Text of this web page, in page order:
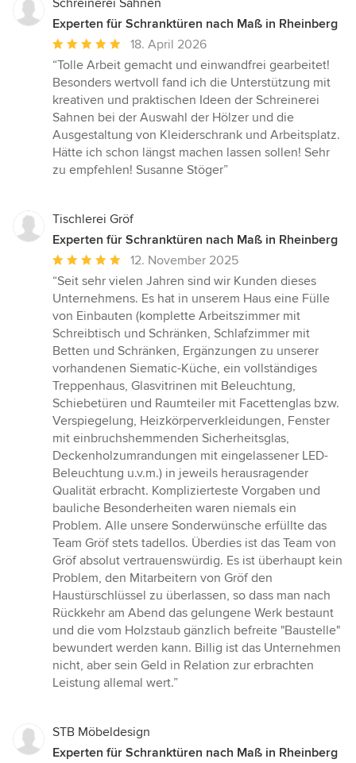
Experten für Schranktüren nach Maß in Rheinberg
Durchschnittliche
Bewertung:
5
von
5
Sternen
18. April 2026
“Tolle Arbeit gemacht und einwandfrei gearbeitet!
Besonders wertvoll fand ich die Unterstützung mit
kreativen und praktischen Ideen der Schreinerei
Sahnen bei der Auswahl der Hölzer und die
Ausgestaltung von Kleiderschrank und Arbeitsplatz.
Hätte ich schon längst machen lassen sollen! Sehr
zu empfehlen! Susanne Stöger”
Tischlerei Gröf
Experten für Schranktüren nach Maß in Rheinberg
Durchschnittliche
Bewertung:
5
von
5
Sternen
12. November 2025
“Seit sehr vielen Jahren sind wir Kunden dieses
Unternehmens. Es hat in unserem Haus eine Fülle
von Einbauten (komplette Arbeitszimmer mit
Schreibtisch und Schränken, Schlafzimmer mit
Betten und Schränken, Ergänzungen zu unserer
vorhandenen Siematic-Küche, ein vollständiges
Treppenhaus, Glasvitrinen mit Beleuchtung,
Schiebetüren und Raumteiler mit Facettenglas bzw.
Verspiegelung, Heizkörperverkleidungen, Fenster
mit einbruchshemmenden Sicherheitsglas,
Deckenholzumrandungen mit eingelassener LED-
Beleuchtung u.v.m.) in jeweils herausragender
Qualität erbracht. Komplizierteste Vorgaben und
bauliche Besonderheiten waren niemals ein
Problem. Alle unsere Sonderwünsche erfüllte das
Team Gröf stets tadellos. Überdies ist das Team von
Gröf absolut vertrauenswürdig. Es ist überhaupt kein
Problem, den Mitarbeitern von Gröf den
Haustürschlüssel zu überlassen, so dass man nach
Rückkehr am Abend das gelungene Werk bestaunt
und die vom Holzstaub gänzlich befreite "Baustelle"
bewundert werden kann. Billig ist das Unternehmen
nicht, aber sein Geld in Relation zur erbrachten
Leistung allemal wert.”
STB Möbeldesign
Experten für Schranktüren nach Maß in Rheinberg